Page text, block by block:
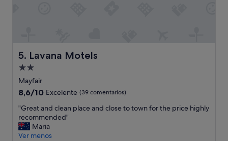
o
m
s
w
a
s
g
r
e
a
5. Lavana Motels
Lavana Motels
Alojamiento
de
2.0 estrellas
Mayfair
8.6
10,
Excelente,
(39 comentarios)
8,6/10 Excelente (39 comentarios)
"
G
r
e
"Great and clean place and close to town for the price highly
recommended"
Maria
Ver menos